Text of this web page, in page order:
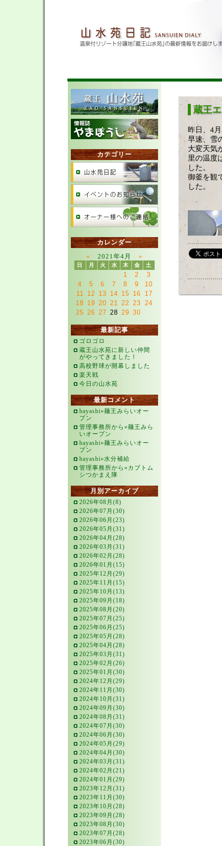
蔵王
昨日、4
早速、雪
大変天気
里の温度
した。
御釜を観
した。
カテゴリー
カレンダー
«
2021年4月 »
日 月 火 水 木 金 土
1 2
3
4
5 6 7 8 9
10
11 12 13 14 15 16
17
18 19 20 21 22 23 24
25 26 27 28 29 30
最新記事
ゴロゴロ
蔵王山水苑に新しい仲間
がやってきました！
高校野球が開幕しました
楽天戦
今日の山水苑
最新コメント
hayashi»麺王みらいオー
プン
管理事務所から»麺王みら
いオープン
hayashi»麺王みらいオー
プン
hayashi»水分補給
管理事務所から»カブトム
シつかまえ隊
月別アーカイブ
2026年08月(8)
2026年07月(30)
2026年06月(23)
2026年05月(31)
2026年04月(28)
2026年03月(31)
2026年02月(28)
2026年01月(15)
2025年12月(29)
2025年11月(15)
2025年10月(13)
2025年09月(18)
2025年08月(20)
2025年07月(25)
2025年06月(25)
2025年05月(28)
2025年04月(28)
2025年03月(31)
2025年02月(26)
2025年01月(30)
2024年12月(29)
2024年11月(30)
2024年10月(31)
2024年09月(30)
2024年08月(31)
2024年07月(30)
2024年06月(30)
2024年05月(29)
2024年04月(30)
2024年03月(31)
2024年02月(21)
2024年01月(29)
2023年12月(31)
2023年11月(30)
2023年10月(28)
2023年09月(28)
2023年08月(30)
2023年07月(28)
2023年06月(30)